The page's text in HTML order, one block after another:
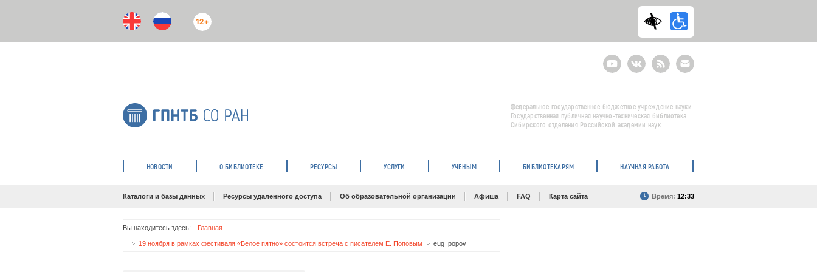
12+
YoutubeВКонтактеRSS
E-
mail
подписка
Федеральное государственное бюджетное учреждение науки
Государственная публичная научно-техническая библиотека
Сибирского отделения Российской академии наук
НОВОСТИ О БИБЛИОТЕКЕ РЕСУРСЫ УСЛУГИ УЧЕНЫМ БИБЛИОТЕКАРЯМ НАУЧНАЯ РАБОТА
Каталоги и базы данных Ресурсы удаленного доступа Об образовательной организации Афиша FAQ Карта сайта Время: 12:33
Вы находитесь здесь: Главная
19 ноября в рамках фестиваля «Белое пятно» состоится встреча с писателем Е. Поповым eug_popov